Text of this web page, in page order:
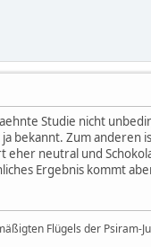
Studie nicht
bekannt. Zum anderen
eher neutral und
Ergebnis kommt
Flügels der Psiram-